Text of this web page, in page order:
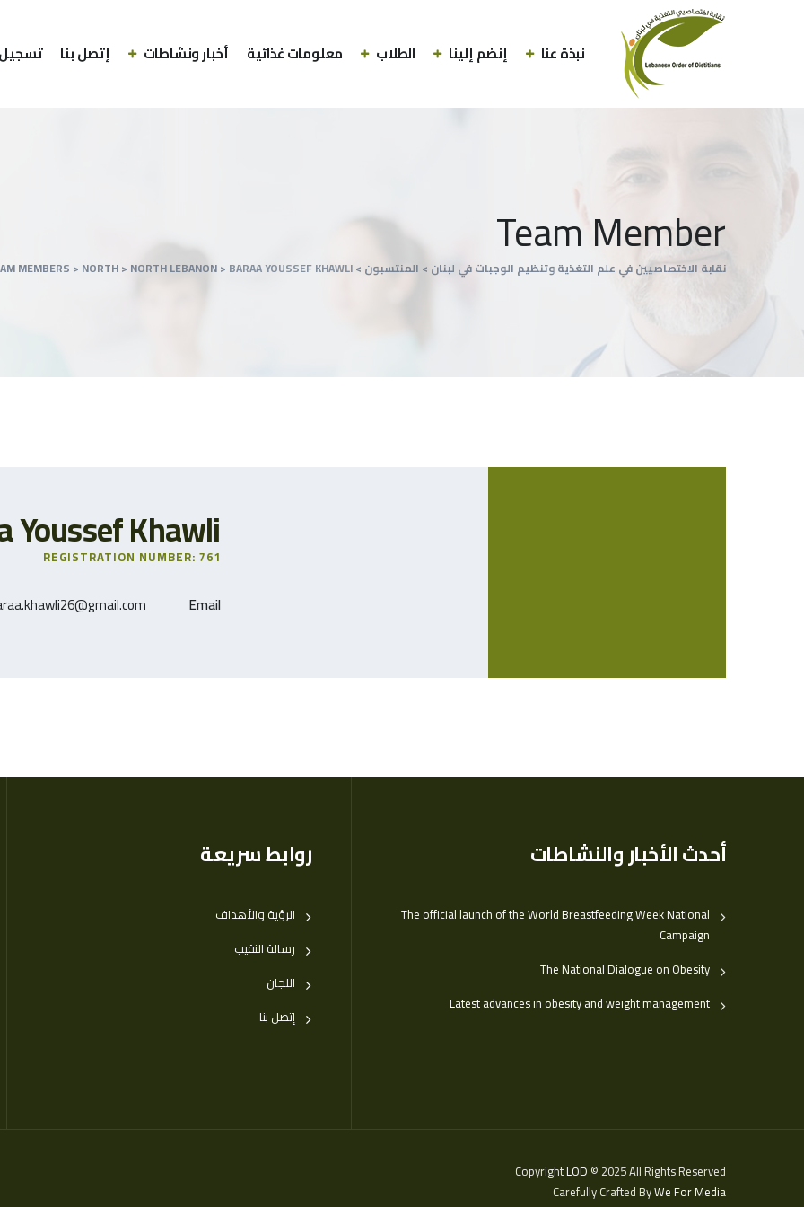
نبذة عنا إنضم إلينا الطلاب معلومات غذائية أخبار ونشاطات إتصل بنا
Team Member
نقابة الاختصاصيين في علم التغذية وتنظيم الوجبات في لبنان > المنتسبون >
MEMBERS > NORTH> NORTH LEBANON> BARAA YOUSSEF KHAWLI
Youssef Khawli
REGISTRATION NUMBER: 761
Email
أحدث الأخبار والنشاطات
The official launch of the World Breastfeeding Week National
Campaign
The National Dialogue on Obesity
Latest advances in obesity and weight management
روابط سريعة
الرؤية والأهداف
رسالة النقيب
اللجان
إتصل بنا
CopyrightLOD © 2025 All Rights Reserved
Carefully Crafted ByWe For Media